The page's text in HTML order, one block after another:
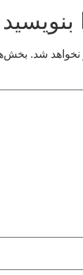
بنویسید
شد.